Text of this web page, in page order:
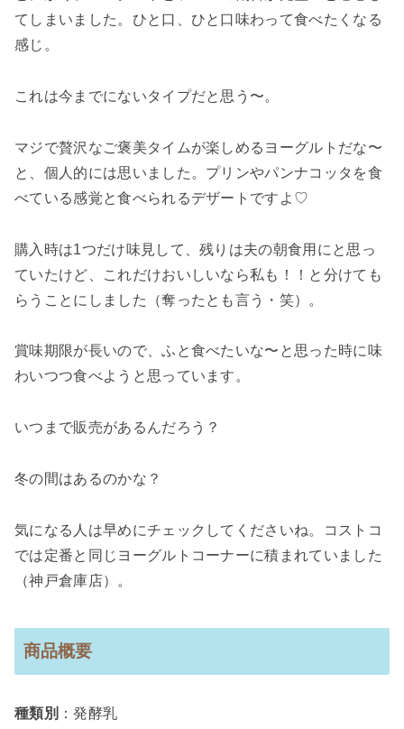
てしまいました。ひと口、ひと口味わって食べたくなる
感じ。
これは今までにないタイプだと思う〜。
マジで贅沢なご褒美タイムが楽しめるヨーグルトだな〜
と、個人的には思いました。プリンやパンナコッタを食
べている感覚と食べられるデザートですよ♡
購入時は1つだけ味見して、残りは夫の朝食用にと思っ
ていたけど、これだけおいしいなら私も！！と分けても
らうことにしました（奪ったとも言う・笑）。
賞味期限が長いので、ふと食べたいな〜と思った時に味
わいつつ食べようと思っています。
いつまで販売があるんだろう？
冬の間はあるのかな？
気になる人は早めにチェックしてくださいね。コストコ
では定番と同じヨーグルトコーナーに積まれていました
（神戸倉庫店）。
商品概要
種類別 ：発酵乳